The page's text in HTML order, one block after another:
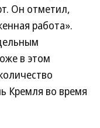
Он отметил,
работа».
в этом
Кремля во время